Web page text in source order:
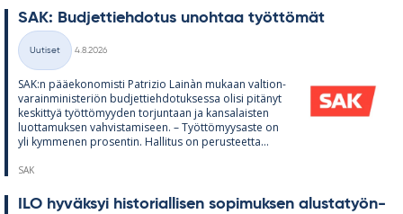
SAK: Bud­jet­tieh­do­tus unoh­taa työt­tö­mät
Kategoriat
Uutiset
4.8.2026
SAK:n pää­e­ko­no­misti Pat­rizio Lainàn mu­kaan val­tion­
va­rain­mi­nis­te­riön bud­jet­tieh­do­tuk­sessa olisi pi­tä­nyt
kes­kit­tyä työt­tö­myy­den tor­jun­taan ja kan­sa­lais­ten
luot­ta­muk­sen vah­vis­ta­mi­seen. – Työt­tö­myy­saste on
yli kym­me­nen pro­sen­tin. Hal­li­tus on pe­rus­teetta...
SAK
ILO hy­väk­syi his­to­rial­li­sen so­pi­muk­sen alus­ta­työn­